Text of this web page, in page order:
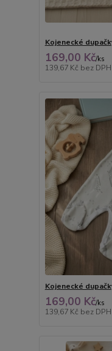
Kojenecké
169,00 Kč/ks
139,67 Kč bez DPH
Kojenecké
169,00 Kč/ks
139,67 Kč bez DPH